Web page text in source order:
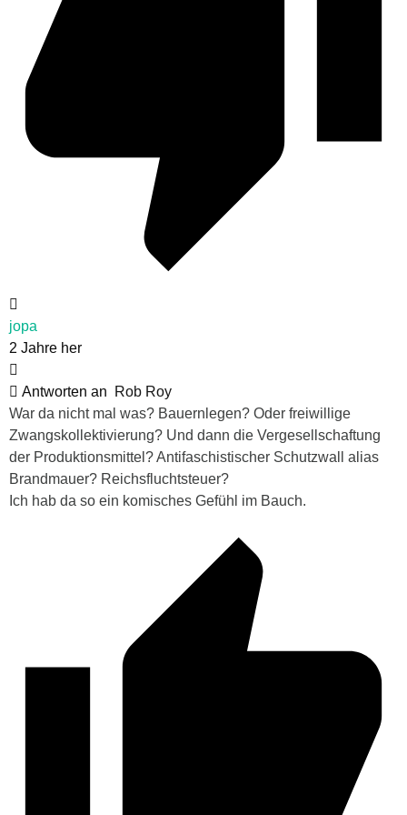
jopa
2 Jahre her
Antworten an
Rob Roy
War da nicht mal was? Bauernlegen? Oder freiwillige
Zwangskollektivierung? Und dann die Vergesellschaftung
der Produktionsmittel? Antifaschistischer Schutzwall alias
Brandmauer? Reichsfluchtsteuer?
Ich hab da so ein komisches Gefühl im Bauch.